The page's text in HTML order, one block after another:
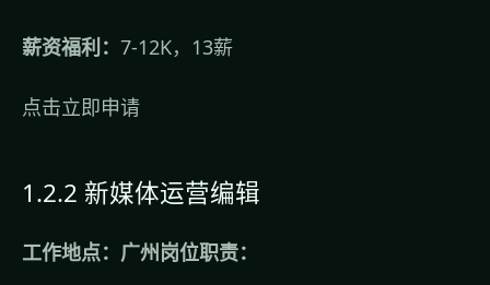
薪资福利： 7-12K，13薪
点击立即申请
1.2.2 新媒体运营编辑
工作地点：广州岗位职责：